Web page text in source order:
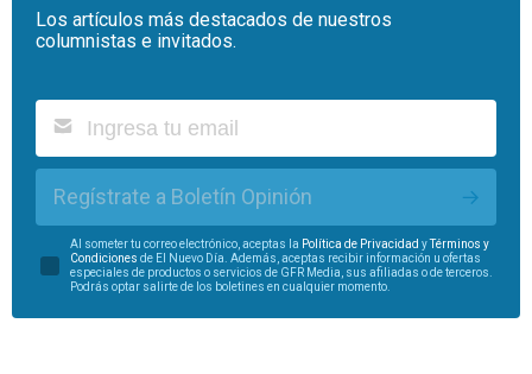
Los artículos más destacados de nuestros
columnistas e invitados.
Regístrate a Boletín Opinión
Al someter tu correo electrónico, aceptas la Política de Privacidad yTérminos y
Condiciones de El Nuevo Día. Además, aceptas recibir información u ofertas
especiales de productos o servicios de GFR Media, sus afiliadas o de terceros.
Podrás optar salirte de los boletines en cualquier momento.